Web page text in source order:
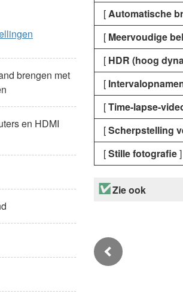
brengen met
en HDMI
[Automatische
[ Meervoudige
[ HDR (hoog
[
[Time-lapse-
[Scherpstelling
[Stille fotografie]
Zie ook